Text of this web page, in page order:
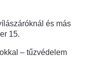
és más
15.
– tűzvédelem